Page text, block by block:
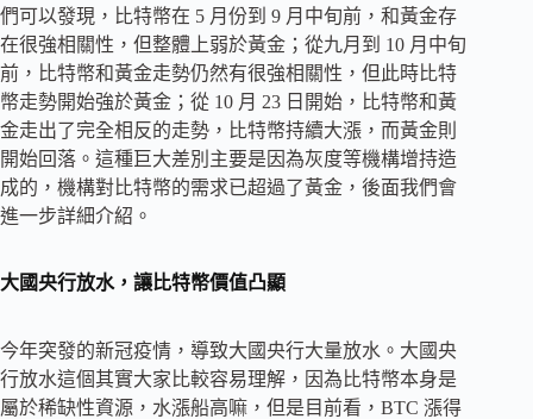
們可以發現，比特幣在 5 月份到 9 月中旬前，和黃金存
在很強相關性，但整體上弱於黃金；從九月到 10 月中旬
前，比特幣和黃金走勢仍然有很強相關性，但此時比特
幣走勢開始強於黃金；從 10 月 23 日開始，比特幣和黃
金走出了完全相反的走勢，比特幣持續大漲，而黃金則
開始回落。這種巨大差別主要是因為灰度等機構增持造
成的，機構對比特幣的需求已超過了黃金，後面我們會
進一步詳細介紹。
大國央行放水，讓比特幣價值凸顯
今年突發的新冠疫情，導致大國央行大量放水。大國央
行放水這個其實大家比較容易理解，因為比特幣本身是
屬於稀缺性資源，水漲船高嘛，但是目前看，BTC 漲得